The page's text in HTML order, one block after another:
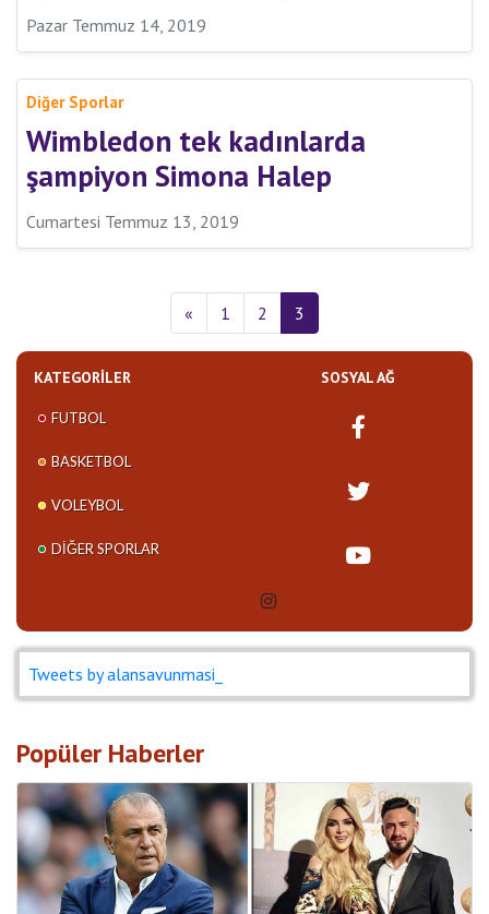
Pazar Temmuz 14, 2019
Diğer Sporlar
Wimbledon tek kadınlarda
şampiyon Simona Halep
Cumartesi Temmuz 13, 2019
« 1 2 3
KATEGORILER
FUTBOL
BASKETBOL
VOLEYBOL
DIĞER SPORLAR
SOSYAL AĞ
Tweets by alansavunmasi_
Popüler Haberler